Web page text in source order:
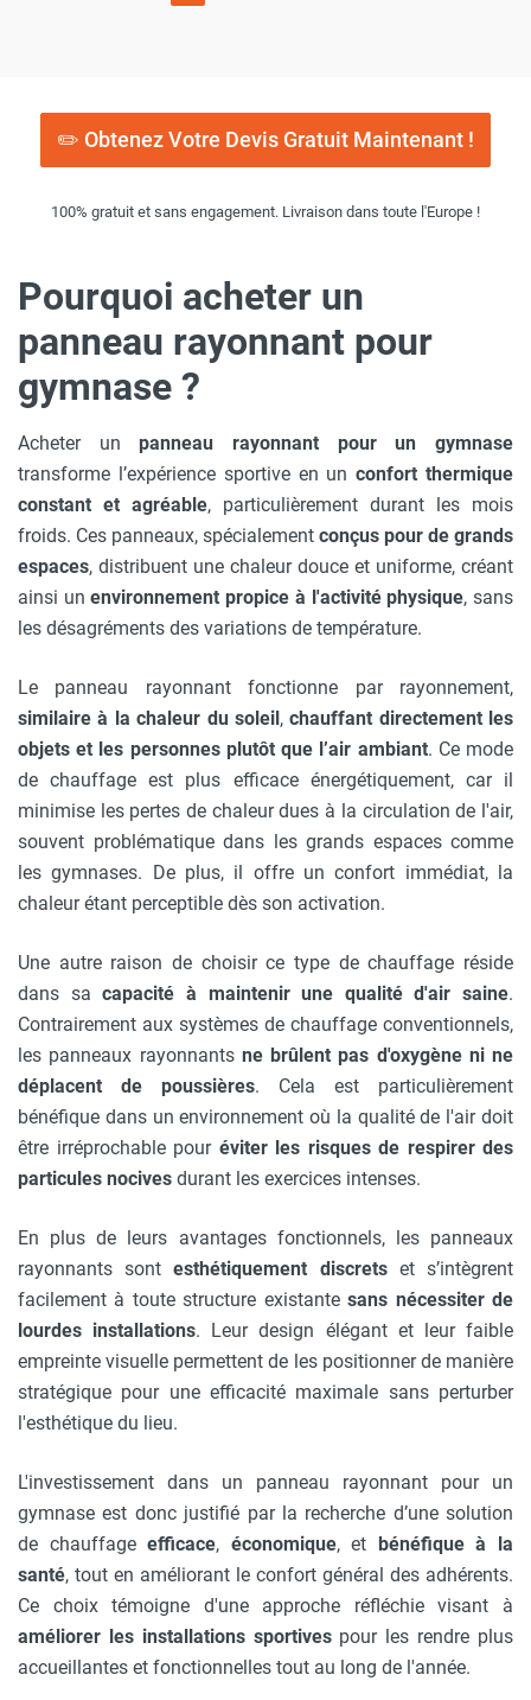
✏️ Obtenez Votre Devis Gratuit Maintenant !
100% gratuit et sans engagement. Livraison dans toute l'Europe !
Pourquoi acheter un
panneau rayonnant pour
gymnase ?
Acheter unpanneau rayonnant pour un gymnase
transforme l’expérience sportive en unconfort thermique
constant et agréable, particulièrement durant les mois
froids. Ces panneaux, spécialement conçus pour de grands
espaces, distribuent une chaleur douce et uniforme, créant
ainsi unenvironnement propice à l'activité physique, sans
les désagréments des variations de température.
Le panneau rayonnant fonctionne par rayonnement,
similaire à la chaleur du soleil,chauffant directement les
objets et les personnes plutôt que l’air ambiant. Ce mode
de chauffage est plus efficace énergétiquement, car il
minimise les pertes de chaleur dues à la circulation de l'air,
souvent problématique dans les grands espaces comme
les gymnases. De plus, il offre un confort immédiat, la
chaleur étant perceptible dès son activation.
Une autre raison de choisir ce type de chauffage réside
dans sacapacité à maintenir une qualité d'air saine.
Contrairement aux systèmes de chauffage conventionnels,
les panneaux rayonnants ne brûlent pas d'oxygène ni ne
déplacent de poussières. Cela est particulièrement
bénéfique dans un environnement où la qualité de l'air doit
être irréprochable pour éviter les risques de respirer des
particules nocives durant les exercices intenses.
En plus de leurs avantages fonctionnels, les panneaux
rayonnants sontesthétiquement discretset s’intègrent
facilement à toute structure existantesans nécessiter de
lourdes installations. Leur design élégant et leur faible
empreinte visuelle permettent de les positionner de manière
stratégique pour une efficacité maximale sans perturber
l'esthétique du lieu.
L'investissement dans un panneau rayonnant pour un
gymnase est donc justifié par la recherche d’une solution
de chauffageefficace, économique, et bénéfique à la
santé, tout en améliorant le confort général des adhérents.
Ce choix témoigne d'une approche réfléchie visant à
améliorer les installations sportivespour les rendre plus
accueillantes et fonctionnelles tout au long de l'année.